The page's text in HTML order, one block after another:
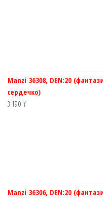
Manzi 36308, DEN:20
сердечко)
3 190 ₸
Manzi 36306, DEN:20